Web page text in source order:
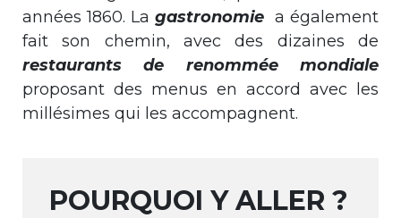
années 1860. La gastronomie a également
fait son chemin, avec des dizaines de
restaurants de renommée mondiale
proposant des menus en accord avec les
millésimes qui les accompagnent.
POURQUOI Y ALLER ?